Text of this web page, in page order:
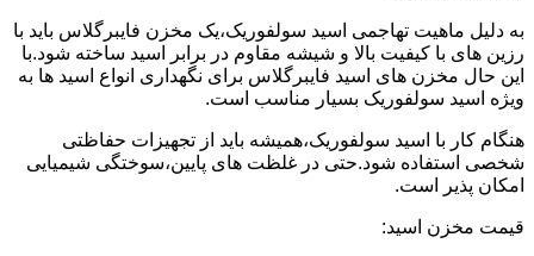
به دلیل ماهیت تهاجمی اسید سولفوریک،یک مخزن فایبرگلاس باید با
رزین های با کیفیت بالا و شیشه مقاوم در برابر اسید ساخته شود.با
این حال مخزن های اسید فایبرگلاس برای نگهداری انواع اسید ها به
ویژه اسید سولفوریک بسیار مناسب است.
هنگام کار با اسید سولفوریک،همیشه باید از تجهیزات حفاظتی
شخصی استفاده شود.حتی در غلظت های پایین،سوختگی شیمیایی
امکان پذیر است.
قیمت مخزن اسید: